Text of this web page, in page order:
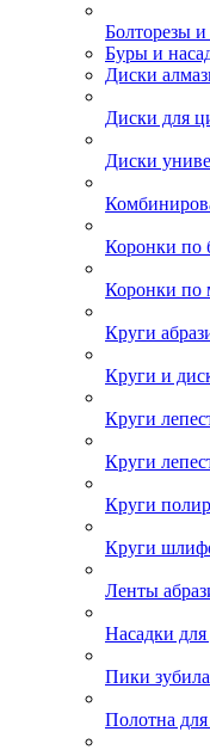
Болторезы
Буры и
Диски
Диски для
Диски
Коронки по
Коронки по
Круги
Круги и
Круги
Круги
Круги
Круги
Ленты
Насадки
Пики
Полотна